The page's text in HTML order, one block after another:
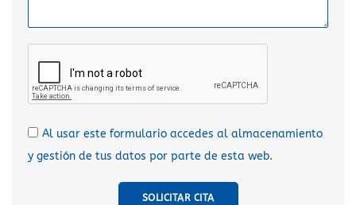
Al usar este formulario accedes al almacenamiento
y gestión de tus datos por parte de esta web.
SOLICITAR CITA